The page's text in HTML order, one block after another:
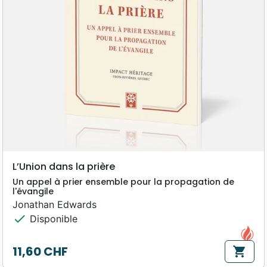
L’Union dans la prière
Un appel à prier ensemble pour la propagation de
l'évangile
Jonathan Edwards
check Disponible
Prix
11,60 CHF shopping_cart